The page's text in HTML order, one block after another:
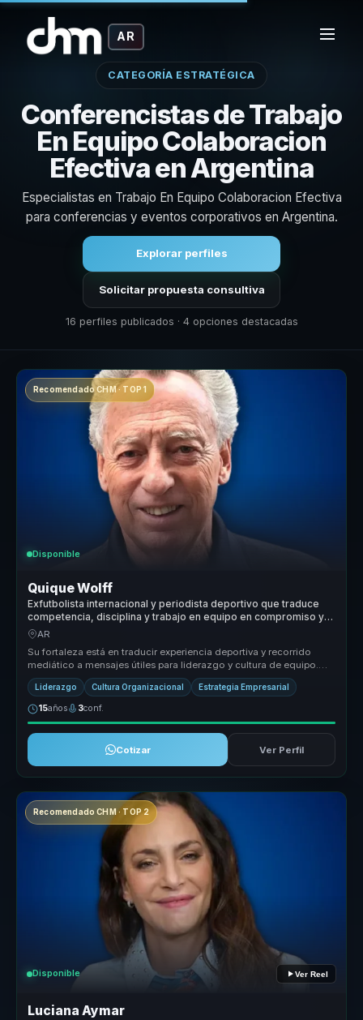
AR
CATEGORÍA ESTRATÉGICA
Conferencistas de Trabajo
En Equipo Colaboracion
Efectiva en Argentina
Especialistas en Trabajo En Equipo Colaboracion Efectiva
para conferencias y eventos corporativos en Argentina.
Explorar perfiles
Solicitar propuesta consultiva
16 perfiles publicados · 4 opciones destacadas
Recomendado CHM · TOP 1
Disponible
Quique Wolff
Exfutbolista internacional y periodista deportivo que traduce
competencia, disciplina y trabajo en equipo en compromiso y
cultura ganadora para empresas.
AR
Su fortaleza está en traducir experiencia deportiva y recorrido
mediático a mensajes útiles para liderazgo y cultura de equipo.
Conecta d...
Liderazgo Cultura Organizacional Estrategia Empresarial
15años 3conf.
Cotizar Ver Perfil
Recomendado CHM · TOP 2
Disponible Ver Reel
Luciana Aymar